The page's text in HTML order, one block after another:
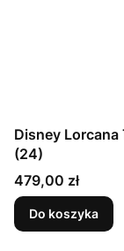
Disney Lorcana
(24)
Cena
479,00 zł
Do koszyka